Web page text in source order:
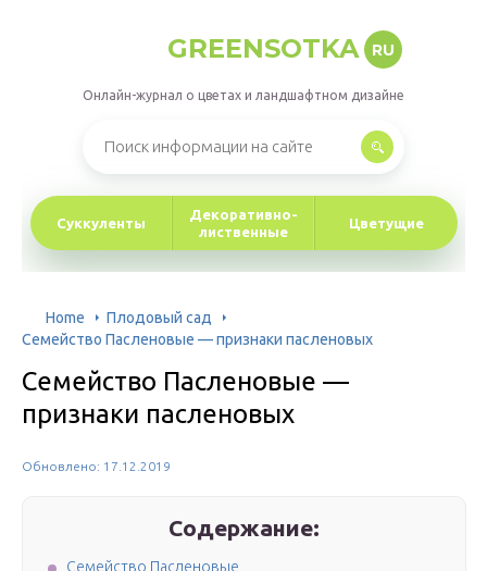
GREENSOTKA RU
Онлайн-журнал о цветах и ландшафтном дизайне
Суккуленты
Декоративно-
лиственные
Цветущие
Home
Плодовый сад
Семейство Пасленовые — признаки пасленовых
Семейство Пасленовые —
признаки пасленовых
Обновлено: 17.12.2019
Содержание:
Семейство Пасленовые